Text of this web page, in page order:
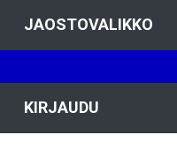
JAOSTOVALIKKO
KIRJAUDU